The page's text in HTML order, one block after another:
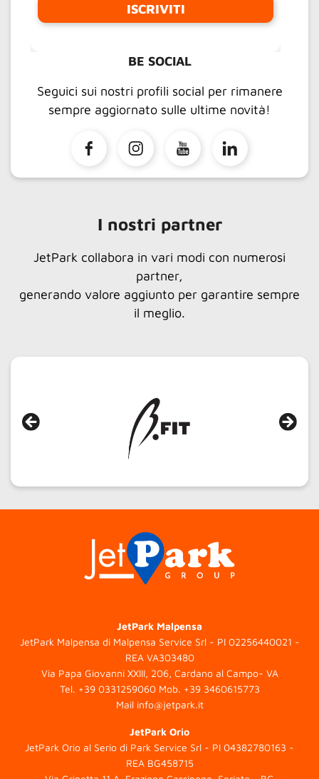
ISCRIVITI
BE SOCIAL
Seguici sui nostri profili social per rimanere
sempre aggiornato sulle ultime novità!
I nostri partner
JetPark collabora in vari modi con numerosi
partner,
generando valore aggiunto per garantire sempre
il meglio.
JetPark Malpensa
JetPark Malpensa di Malpensa Service Srl - PI 02256440021 -
REA VA303480
Via Papa Giovanni XXIII, 206, Cardano al Campo- VA
Tel. +39 0331259060Mob. +39 3460615773
Mail info@jetpark.it
JetPark Orio
JetPark Orio al Serio di Park Service Srl - PI 04382780163 -
REA BG458715